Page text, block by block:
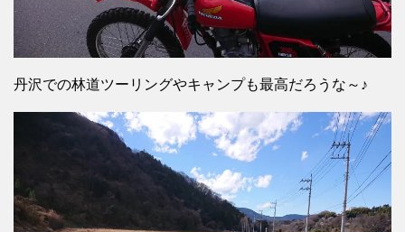
丹沢での林道ツーリングやキャンプも最高だろうな～♪